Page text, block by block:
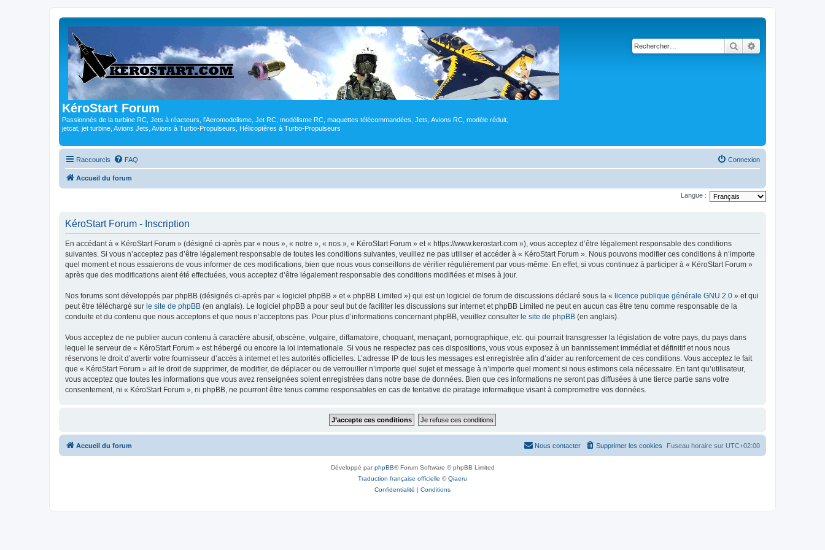
KéroStart Forum
Passionnés de la turbine RC, Jets à réacteurs, l'Aeromodelisme, Jet RC, modélisme RC, maquettes télécommandées, Jets, Avions RC, modèle réduit,
jetcat, jet turbine, Avions Jets, Avions à Turbo-Propulseurs, Hélicoptères à Turbo-Propulseurs
Rechercher
Raccourcis FAQ Connexion
Accueil du forum
Langue :
KéroStart Forum - Inscription
En accédant à « KéroStart Forum » (désigné ci-après par « nous », « notre », « nos », « KéroStart Forum » et « https://www.kerostart.com »), vous acceptez d’être légalement responsable des conditions
suivantes. Si vous n’acceptez pas d’être légalement responsable de toutes les conditions suivantes, veuillez ne pas utiliser et accéder à « KéroStart Forum ». Nous pouvons modifier ces conditions à n’importe
quel moment et nous essaierons de vous informer de ces modifications, bien que nous vous conseillons de vérifier régulièrement par vous-même. En effet, si vous continuez à participer à « KéroStart Forum »
après que des modifications aient été effectuées, vous acceptez d’être légalement responsable des conditions modifiées et mises à jour.
Nos forums sont développés par phpBB (désignés ci-après par « logiciel phpBB » et « phpBB Limited ») qui est un logiciel de forum de discussions déclaré sous la « licence publique générale GNU 2.0 » et qui
peut être téléchargé sur le site de phpBB (en anglais). Le logiciel phpBB a pour seul but de faciliter les discussions sur internet et phpBB Limited ne peut en aucun cas être tenu comme responsable de la
conduite et du contenu que nous acceptons et que nous n’acceptons pas. Pour plus d’informations concernant phpBB, veuillez consulter le site de phpBB (en anglais).
Vous acceptez de ne publier aucun contenu à caractère abusif, obscène, vulgaire, diffamatoire, choquant, menaçant, pornographique, etc. qui pourrait transgresser la législation de votre pays, du pays dans
lequel le serveur de « KéroStart Forum » est hébergé ou encore la loi internationale. Si vous ne respectez pas ces dispositions, vous vous exposez à un bannissement immédiat et définitif et nous nous
réservons le droit d’avertir votre fournisseur d’accès à internet et les autorités officielles. L’adresse IP de tous les messages est enregistrée afin d’aider au renforcement de ces conditions. Vous acceptez le fait
que « KéroStart Forum » ait le droit de supprimer, de modifier, de déplacer ou de verrouiller n’importe quel sujet et message à n’importe quel moment si nous estimons cela nécessaire. En tant qu’utilisateur,
vous acceptez que toutes les informations que vous avez renseignées soient enregistrées dans notre base de données. Bien que ces informations ne seront pas diffusées à une tierce partie sans votre
consentement, ni « KéroStart Forum », ni phpBB, ne pourront être tenus comme responsables en cas de tentative de piratage informatique visant à compromettre vos données.
Accueil du forum Fuseau horaire sur UTC+02:00
Supprimer les cookies
Nous contacter
Développé parphpBB® Forum Software © phpBB Limited
Traduction française officielle ©Qiaeru
Confidentialité | Conditions